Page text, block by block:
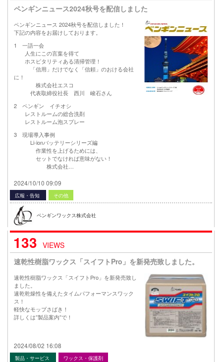
ペンギンニュース2024秋号を配信しました
ペンギンニュース 2024秋号を配信しました！
下記の内容をお届けしております。
1 一語一会
人生にこの言葉を得て
ホスピタリティある清掃管理！
「信用」だけでなく「信頼」のおける会社
に！
株式会社エスコ
代表取締役社長 西川 峻石さん
2 ペンギン イチオシ
レストルームの総合洗剤
レストルーム泡スプレー
3 現場導入事例
Li-ionバッテリーシリーズ編
作業性を上げるためには、
セットでなければ意味がない！
株式会社…
2024/10/10 09:09
広報・告知 その他
ペンギンワックス株式会社
133 VIEWS
速乾性樹脂ワックス「スイフトPro」を新発売致しました。
速乾性樹脂ワックス「スイフトPro」を新発売致し
ました。
速乾乾燥性を備えたタイムパフォーマンスワック
ス！
軽快なモップさばき！
詳しくは”製品案内”で！
2024/08/02 16:08
製品・サービス ワックス・保護剤